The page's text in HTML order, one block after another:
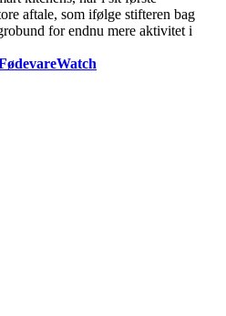
aftale, som ifølge stifteren bag
for endnu mere aktivitet i